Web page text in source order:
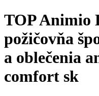
TOP Animio
požičovňa
a oblečenia
comfort sk